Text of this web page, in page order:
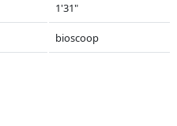
1'31"
bioscoop